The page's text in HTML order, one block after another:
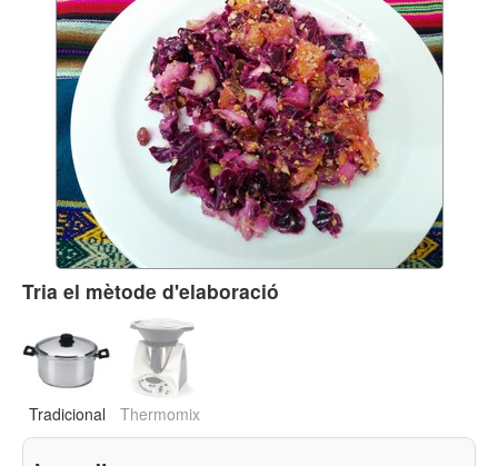
Tria el mètode d'elaboració
Tradicional Thermomix